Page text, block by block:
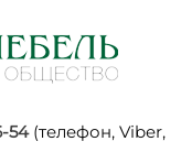
54(телефон, Viber,